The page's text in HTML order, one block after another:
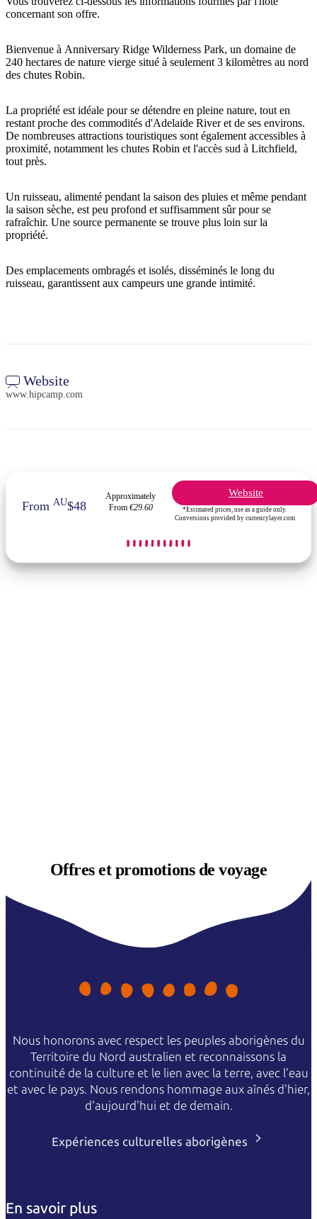
Rechercher:
Sign
up
concernant son offre.
Bienvenue à Anniversary Ridge Wilderness Park, un domaine de
240 hectares de nature vierge situé à seulement 3 kilomètres au nord
des chutes Robin.
La propriété est idéale pour se détendre en pleine nature, tout en
restant proche des commodités d'Adelaide River et de ses environs.
De nombreuses attractions touristiques sont également accessibles à
proximité, notamment les chutes Robin et l'accès sud à Litchfield,
tout près.
Un ruisseau, alimenté pendant la saison des pluies et même pendant
la saison sèche, est peu profond et suffisamment sûr pour se
rafraîchir. Une source permanente se trouve plus loin sur la
propriété.
Des emplacements ombragés et isolés, disséminés le long du
ruisseau, garantissent aux campeurs une grande intimité.
Website
www.hipcamp.com
FromAU$48
Approximately
From €29.60
Website
*Estimated prices, use as a guide only.
Conversions provided by currencylayer.com
Offres etpromotions de voyage
Nous honorons avec respect les peuples aborigènes du
Territoire du Nord australien et reconnaissons la
continuité de la culture et le lien avec la terre, avec l'eau
et avec le pays. Nous rendons hommage aux aînés d'hier,
d'aujourd'hui et de demain.
Expériences culturelles aborigènes
En savoir plus